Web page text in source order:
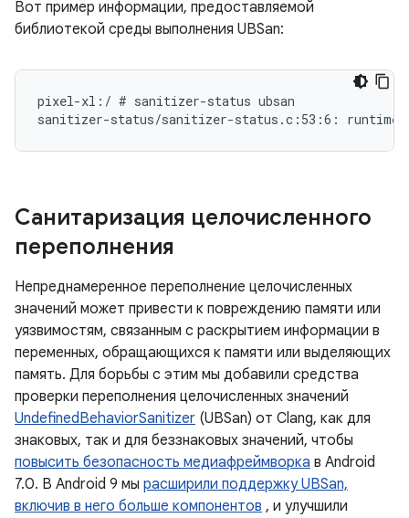
Вот пример информации, предоставляемой
библиотекой среды выполнения UBSan:
pixel-xl:/ # sanitizer-status ubsan
Санитаризация целочисленного
переполнения
Непреднамеренное переполнение целочисленных
значений может привести к повреждению памяти или
уязвимостям, связанным с раскрытием информации в
переменных, обращающихся к памяти или выделяющих
память. Для борьбы с этим мы добавили средства
проверки переполнения целочисленных значений
UndefinedBehaviorSanitizer (UBSan) от Clang, как для
знаковых, так и для беззнаковых значений, чтобы
повысить безопасность медиафреймворка в Android
7.0. В Android 9 мы расширили поддержку UBSan,
включив в него больше компонентов , и улучшили